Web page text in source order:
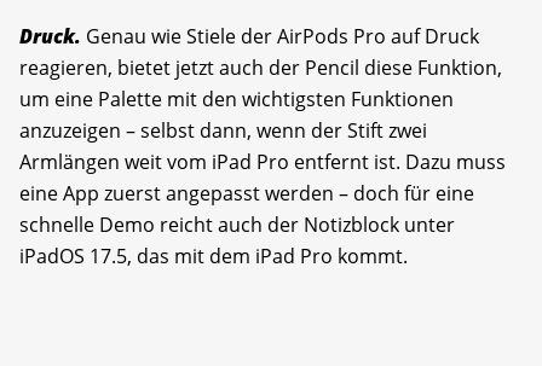
Druck. Genau wie Stiele der AirPods Pro auf Druck
reagieren, bietet jetzt auch der Pencil diese Funktion,
um eine Palette mit den wichtigsten Funktionen
anzuzeigen – selbst dann, wenn der Stift zwei
Armlängen weit vom iPad Pro entfernt ist. Dazu muss
eine App zuerst angepasst werden – doch für eine
schnelle Demo reicht auch der Notizblock unter
iPadOS 17.5, das mit dem iPad Pro kommt.